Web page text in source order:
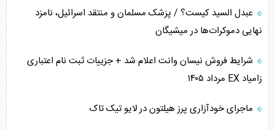
اوکراین بازوی مخرب آمریکا در غرب آسیا
اهمیت راهبردی اردن برای آمریکا
پیام، ظرفیت بالفعل‌نشده تجارت ایران
همسویی عربستان با سنتکام علیه متحدان ایران
عبدل السید کیست؟ / پزشک مسلمان و منتقد اسرائیل، نامزد
نهایی دموکرات‌ها در میشیگان
شرایط فروش نیسان وانت اعلام شد + جزییات ثبت نام اعتباری
زامیاد EX مرداد ۱۴۰۵
ماجرای خودآزاری پرز هیلتون در لایو تیک تاک